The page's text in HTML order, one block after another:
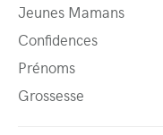
Jeunes Mamans
Confidences
Prénoms
Grossesse